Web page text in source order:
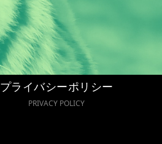
プライバシーポリシー
PRIVACY POLICY